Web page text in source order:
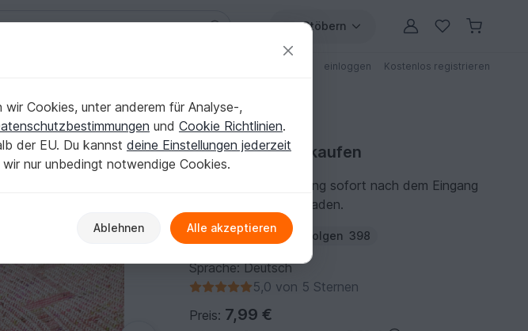
Stöbern
einloggen Kostenlos registrieren
Strickanleitung kaufen
Du kannst die Anleitung sofort nach dem Eingang
der Zahlung herunterladen.
Autor: BullyDesign Folgen 398
Sprache: Deutsch
5,0 von 5 Sternen
Preis: 7,99 €
Cookies, unter anderem für Analyse-,
und Cookie Richtlinien.
der EU. Du kannst deine Einstellungen jederzeit
nur unbedingt notwendige Cookies.
Ablehnen Alle akzeptieren